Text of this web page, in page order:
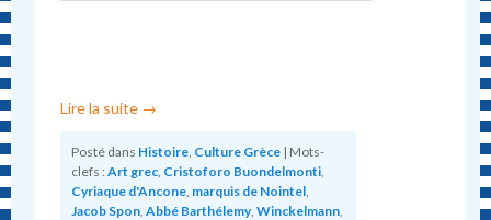
Lire la suite →
Posté dans Histoire Culture Grèce | Mots-
clefs : Art grec Cristoforo Buondelmonti
Cyriaque d'Ancone marquis de Nointel
Jacob Spon ,Abbé Barthélemy,Winckelmann